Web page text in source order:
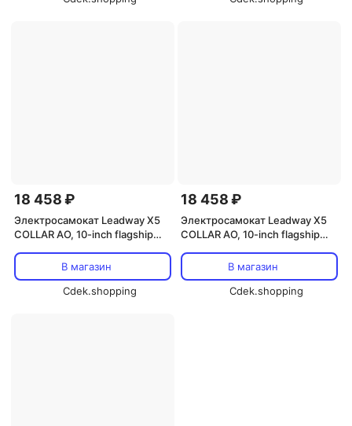
18 458 ₽
Электросамокат Leadway X5
COLLAR AO, 10-inch flagship
В магазин
Cdek.shopping
18 458 ₽
Электросамокат Leadway X5
COLLAR AO, 10-inch flagship
В магазин
Cdek.shopping